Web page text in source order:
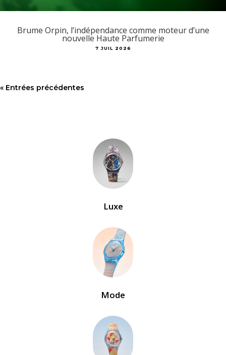
Brume Orpin, l’indépendance comme moteur d’une
nouvelle Haute Parfumerie
7 JUIL 2026
« Entrées précédentes
Luxe
Mode